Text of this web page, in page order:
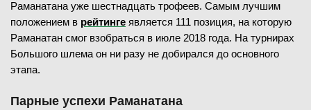
Раманатана уже шестнадцать трофеев. Самым лучшим
положением в рейтинге является 111 позиция, на которую
Раманатан смог взобраться в июле 2018 года. На турнирах
Большого шлема он ни разу не добирался до основного
этапа.
Парные успехи Раманатана